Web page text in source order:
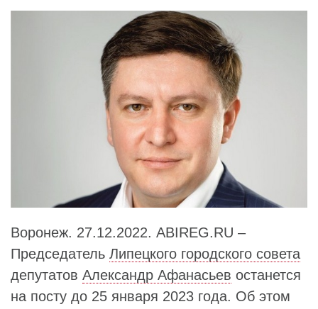
Воронеж. 27.12.2022. ABIREG.RU –
Председатель Липецкого городского совета
депутатов Александр Афанасьев останется
на посту до 25 января 2023 года. Об этом